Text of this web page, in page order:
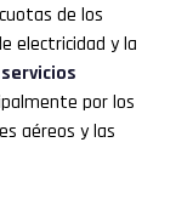
de los
electricidad y la
por los
aéreos y las